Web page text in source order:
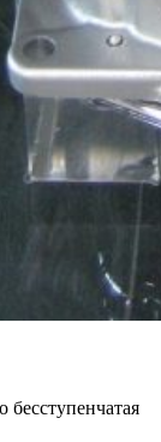
бесступенчатая